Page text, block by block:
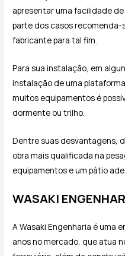
apresentar uma facilidade
parte dos casos
fabricante para tal fim.
Para sua instalação, em
instalação de uma
muitos equipamentos é
dormente ou trilho.
Dentre suas desvantagens,
obra mais qualificada na
equipamentos e um pátio
WASAKI
A Wasaki Engenharia é uma
anos no mercado, que atua